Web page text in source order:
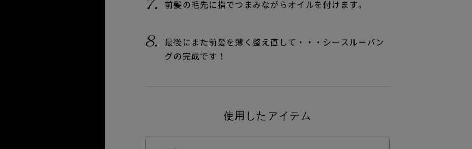
前髪の毛先に指でつまみながらオイルを付けます。
最後にまた前髪を薄く整え直して・・・シースルーバン
グの完成です！
使用したアイテム